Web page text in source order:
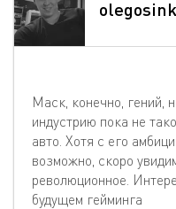
Маск, конечно, гений,
индустрию пока не
авто. Хотя с его
возможно, скоро
революционное.
будущем гейминга